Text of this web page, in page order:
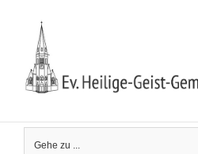
springen
Gehe zu ...